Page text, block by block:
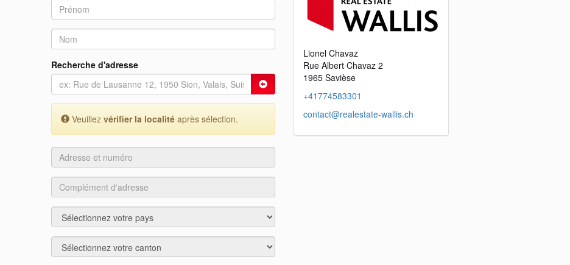
Recherche d'adresse
Veuillez vérifier la localité après sélection.
Adresse
et
numéro
Complément
d'adresse
Pays
Région
Lionel Chavaz
Rue Albert Chavaz 2
1965 Savièse
+41774583301
contact@realestate-wallis.ch